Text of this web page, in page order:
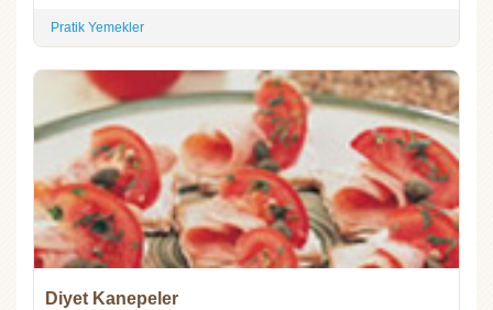
Pratik Yemekler
Diyet Kanepeler